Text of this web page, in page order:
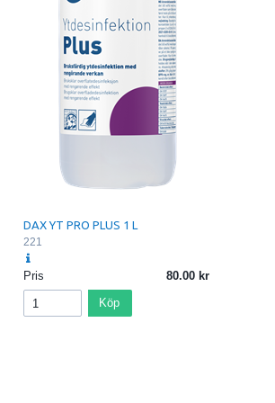
Allergimärkt med Allergy Certified
DAX YT PRO PLUS 1 L
221
Pris 80.00
Köp